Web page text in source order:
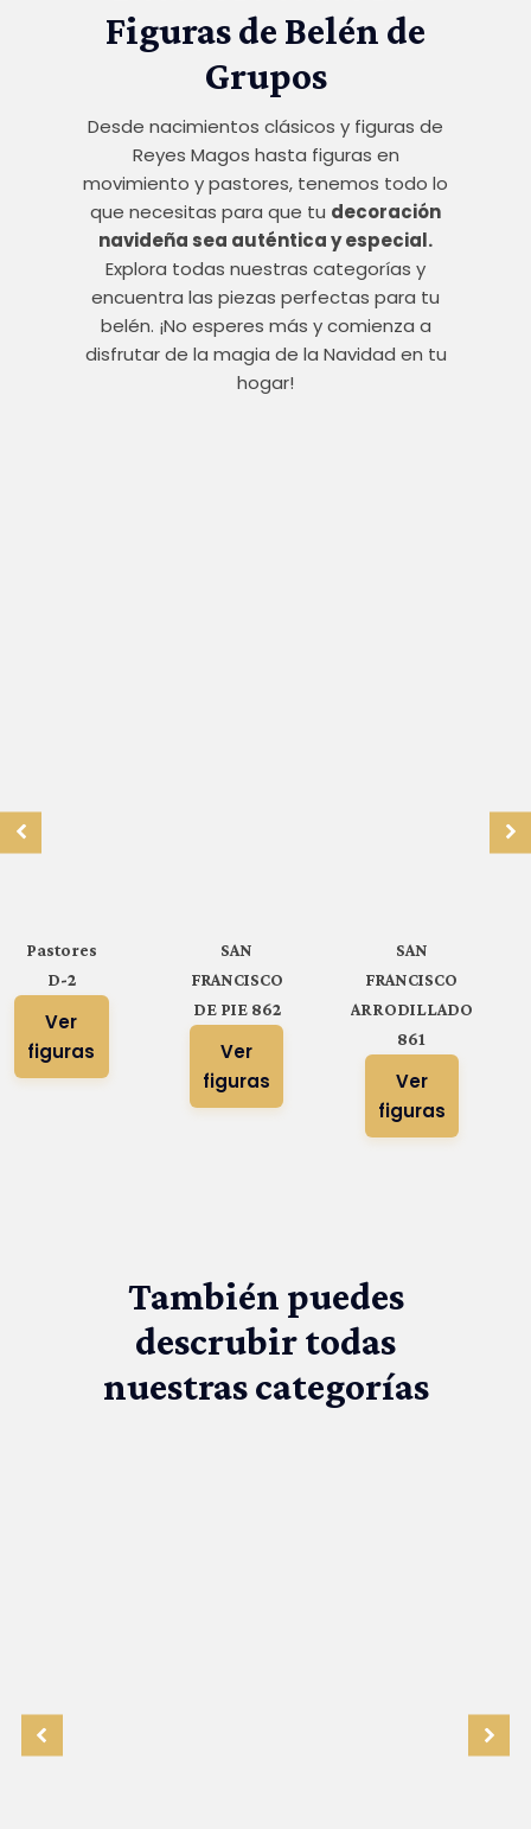
Figuras de Belén de
Grupos
Desde nacimientos clásicos y figuras de
Reyes Magos hasta figuras en
movimiento y pastores, tenemos todo lo
que necesitas para que tu decoración
navideña sea auténtica y especial.
Explora todas nuestras categorías y
encuentra las piezas perfectas para tu
belén. ¡No esperes más y comienza a
disfrutar de la magia de la Navidad en tu
hogar!
Pastores
D-2
Ver
figuras
SAN
FRANCISCO
DE PIE 862
Ver
figuras
SAN
FRANCISCO
ARRODILLADO
861
Ver
figuras
También puedes
descrubir todas
nuestras categorías